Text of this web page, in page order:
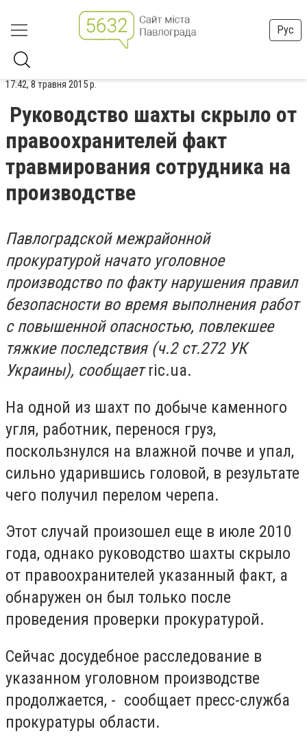
Рус
17:42, 8 травня 2015 р.
Руководство шахты скрыло от
правоохранителей факт
травмирования сотрудника на
производстве
Павлоградской межрайонной
прокуратурой начато уголовное
производство по факту нарушения правил
безопасности во время выполнения работ
с повышенной опасностью, повлекшее
тяжкие последствия (ч.2 ст.272 УК
Украины), сообщаетric.ua.
На одной из шахт по добыче каменного
угля, работник, перенося груз,
поскользнулся на влажной почве и упал,
сильно ударившись головой, в результате
чего получил перелом черепа.
Этот случай произошел еще в июле 2010
года, однако руководство шахты скрыло
от правоохранителей указанный факт, а
обнаружен он был только после
проведения проверки прокуратурой.
Сейчас досудебное расследование в
указанном уголовном производстве
продолжается, - сообщает пресс-служба
прокуратуры области.